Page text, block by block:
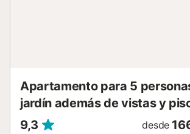
Apartamento para 5
jardín además de vistas y
9,3
desde